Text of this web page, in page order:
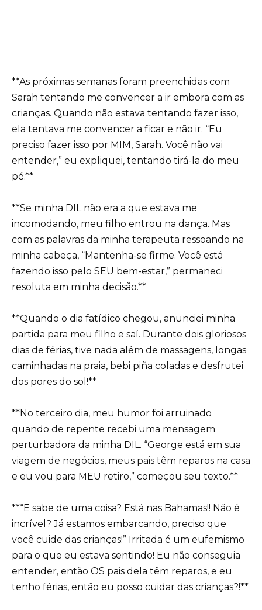
**As próximas semanas foram preenchidas com
Sarah tentando me convencer a ir embora com as
crianças. Quando não estava tentando fazer isso,
ela tentava me convencer a ficar e não ir. “Eu
preciso fazer isso por MIM, Sarah. Você não vai
entender,” eu expliquei, tentando tirá-la do meu
pé.**
**Se minha DIL não era a que estava me
incomodando, meu filho entrou na dança. Mas
com as palavras da minha terapeuta ressoando na
minha cabeça, “Mantenha-se firme. Você está
fazendo isso pelo SEU bem-estar,” permaneci
resoluta em minha decisão.**
**Quando o dia fatídico chegou, anunciei minha
partida para meu filho e saí. Durante dois gloriosos
dias de férias, tive nada além de massagens, longas
caminhadas na praia, bebi piña coladas e desfrutei
dos pores do sol!**
**No terceiro dia, meu humor foi arruinado
quando de repente recebi uma mensagem
perturbadora da minha DIL. “George está em sua
viagem de negócios, meus pais têm reparos na casa
e eu vou para MEU retiro,” começou seu texto.**
**“E sabe de uma coisa? Está nas Bahamas!! Não é
incrível? Já estamos embarcando, preciso que
você cuide das crianças!” Irritada é um eufemismo
para o que eu estava sentindo! Eu não conseguia
entender, então OS pais dela têm reparos, e eu
tenho férias, então eu posso cuidar das crianças?!**